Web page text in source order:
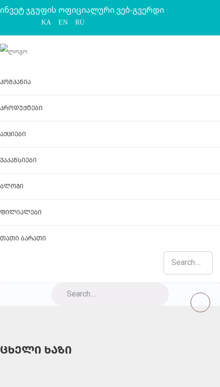
ინვეტ ჯგუფის ოფიციალური ვებ-გვერდი
KA EN RU
კომპანია
პროდუქტები
აქციები
ვაკანსიები
ბლოგი
ფილიალები
თათი ბარათი
ცხელი ხაზი